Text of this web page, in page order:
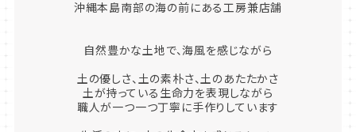
沖縄本島南部の海の前にある工房兼店舗
自然豊かな土地で、海風を感じながら
土の優しさ、土の素朴さ、土のあたたかさ
土が持っている生命力を表現しながら
職人が一つ一つ丁寧に手作りしています